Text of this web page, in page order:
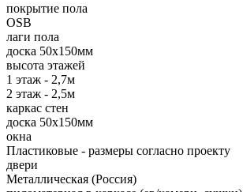
покрытие пола
OSB
лаги пола
доска 50х150мм
высота этажей
1 этаж - 2,7м
2 этаж - 2,5м
каркас стен
доска 50х150мм
окна
Пластиковые - размеры согласно проекту
двери
Металлическая (Россия)